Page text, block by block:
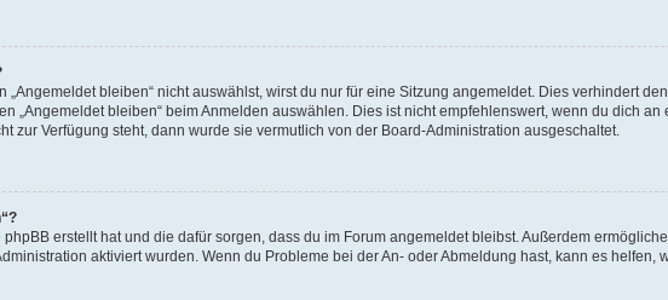
„Angemeldet bleiben“ nicht auswählst, wirst du nur für eine Sitzung angemeldet. Dies verhindert
„Angemeldet bleiben“ beim Anmelden auswählen. Dies ist nicht empfehlenswert, wenn du dich
zur Verfügung steht, dann wurde sie vermutlich von der Board-Administration ausgeschaltet.
phpBB erstellt hat und die dafür sorgen, dass du im Forum angemeldet bleibst. Außerdem
aktiviert wurden. Wenn du Probleme bei der An- oder Abmeldung hast, kann es helfen,